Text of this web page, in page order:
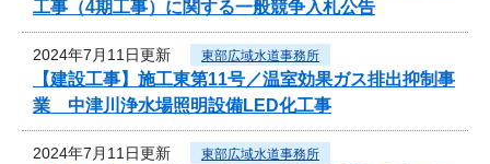
工事（4期工事）に関する一般競争入札公告
2024年7月11日更新 東部広域水道事務所
【建設工事】施工東第11号／温室効果ガス排出抑制事
業 中津川浄水場照明設備LED化工事
2024年7月11日更新 東部広域水道事務所